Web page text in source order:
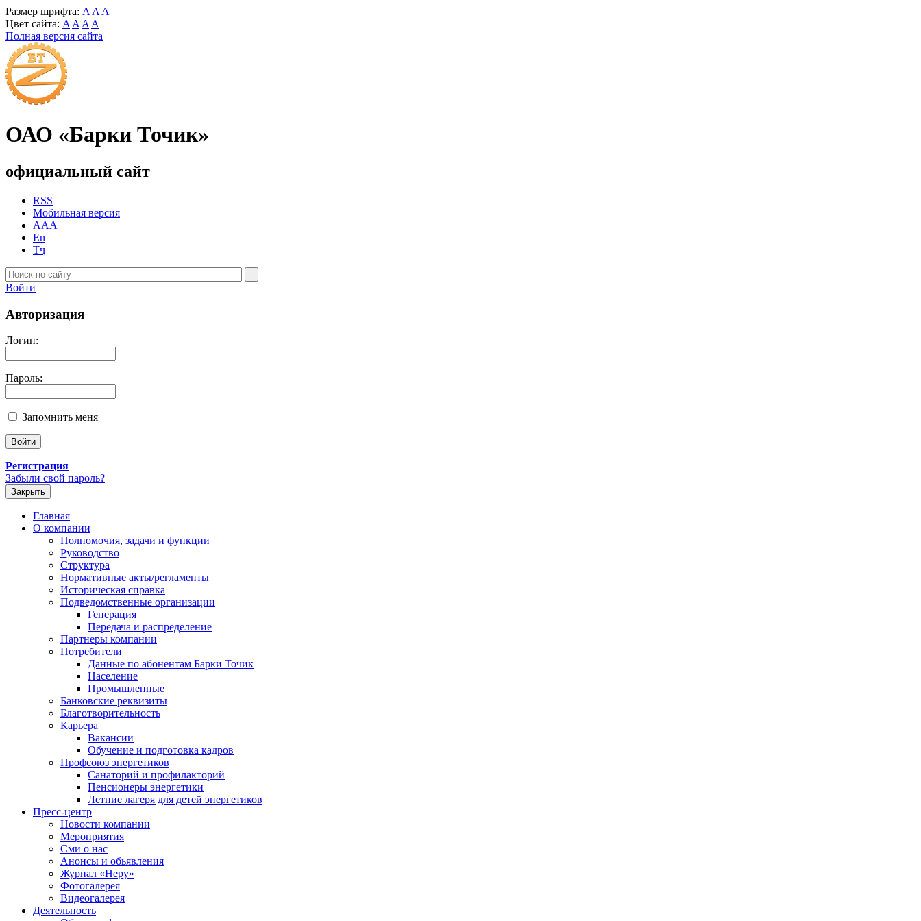
Размер шрифта: A A A
Цвет сайта: A A A A
Полная версия сайта
ОАО «Барки Точик»
официальный сайт
RSS
Мобильная версия
AAA
En
Тҷ
Войти
Авторизация
Логин:
Пароль:
Запомнить меня
Регистрация
Забыли свой пароль?
Закрыть
Главная
О компании
Полномочия, задачи и функции
Руководство
Структура
Нормативные акты/регламенты
Историческая справка
Подведомственные организации
Генерация
Передача и распределение
Партнеры компании
Потребители
Данные по абонентам Барки Точик
Население
Промышленные
Банковские реквизиты
Благотворительность
Карьера
Вакансии
Обучение и подготовка кадров
Профсоюз энергетиков
Санаторий и профилакторий
Пенсионеры энергетики
Летние лагеря для детей энергетиков
Пресс-центр
Новости компании
Мероприятия
Сми о нас
Анонсы и обьявления
Журнал «Неру»
Фотогалерея
Видеогалерея
Деятельность